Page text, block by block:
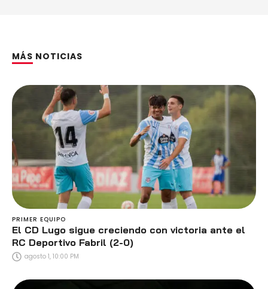
MÁS NOTICIAS
PRIMER EQUIPO
El CD Lugo sigue creciendo con victoria ante el
RC Deportivo Fabril (2-0)
agosto 1, 10:00 PM